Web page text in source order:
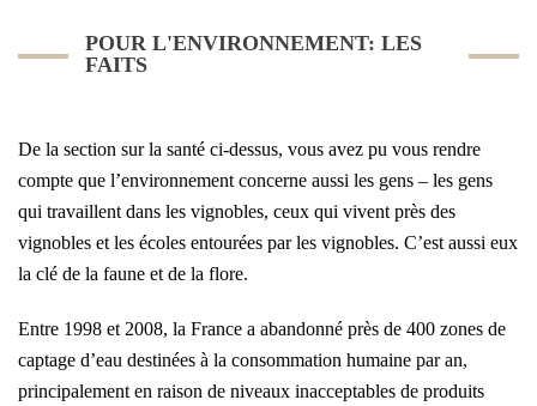
POUR L'ENVIRONNEMENT: LES
FAITS
De la section sur la santé ci-dessus, vous avez pu vous rendre
compte que l’environnement concerne aussi les gens – les gens
qui travaillent dans les vignobles, ceux qui vivent près des
vignobles et les écoles entourées par les vignobles. C’est aussi eux
la clé de la faune et de la flore.
Entre 1998 et 2008, la France a abandonné près de 400 zones de
captage d’eau destinées à la consommation humaine par an,
principalement en raison de niveaux inacceptables de produits